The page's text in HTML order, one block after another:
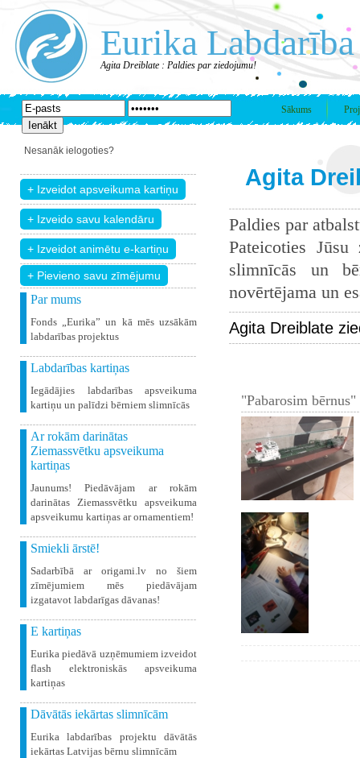
Eurika Labdarība
Agita Dreiblate : Paldies par ziedojumu!
Sākums
Nesanāk ielogoties?
+ Pievieno savu zīmējumu
Par mums
Fonds „Eurika” un kā mēs uzsākām
labdarības projektus
Labdarības kartiņas
Iegādājies labdarības apsveikuma
kartiņu un palīdzi bērniem slimnīcās
Ar rokām darinātas
Ziemassvētku apsveikuma
kartiņas
Jaunums! Piedāvājam ar rokām
darinātas Ziemassvētku apsveikuma
apsveikumu kartiņas ar ornamentiem!
Smiekli ārstē!
Sadarbībā ar origami.lv no šiem
zīmējumiem mēs piedāvājam
izgatavot labdarīgas dāvanas!
E kartiņas
Eurika piedāvā uzņēmumiem izveidot
flash elektroniskās apsveikuma
kartiņas
Dāvātās iekārtas slimnīcām
Eurika labdarības projektu dāvātās
iekārtas Latvijas bērnu slimnīcām
Agita
Paldies par
Pateicoties
slimnīcās un
novērtējama un
Agita Dreiblate
"Pabarosim